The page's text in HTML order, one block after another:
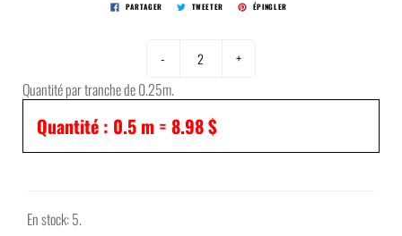
PARTAGER TWEETER ÉPINGLER
-
+
Quantité par tranche de 0.25m.
Quantité : 0.5 m = 8.98 $
En stock: 5.